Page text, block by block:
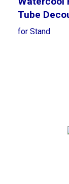
Tube
for Stand